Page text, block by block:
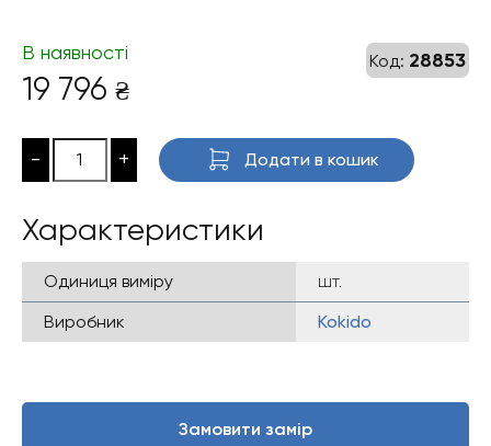
Код: 28853
В наявності
19 796 ₴
- + Додати в кошик
Характеристики
Одиниця виміру
шт.
Виробник
Kokido
Замовити замір